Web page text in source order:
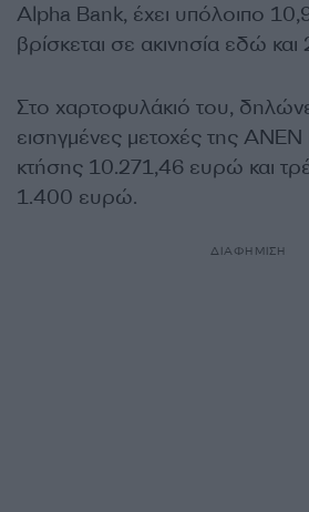
Alpha Bank, έχει υπόλοιπο
βρίσκεται σε ακινησία εδώ και
Στο χαρτοφυλάκιό του,
εισηγμένες μετοχές της ANEN
κτήσης 10.271,46 ευρώ και
1.400 ευρώ.
ΔΙΑΦΗΜΙΣΗ